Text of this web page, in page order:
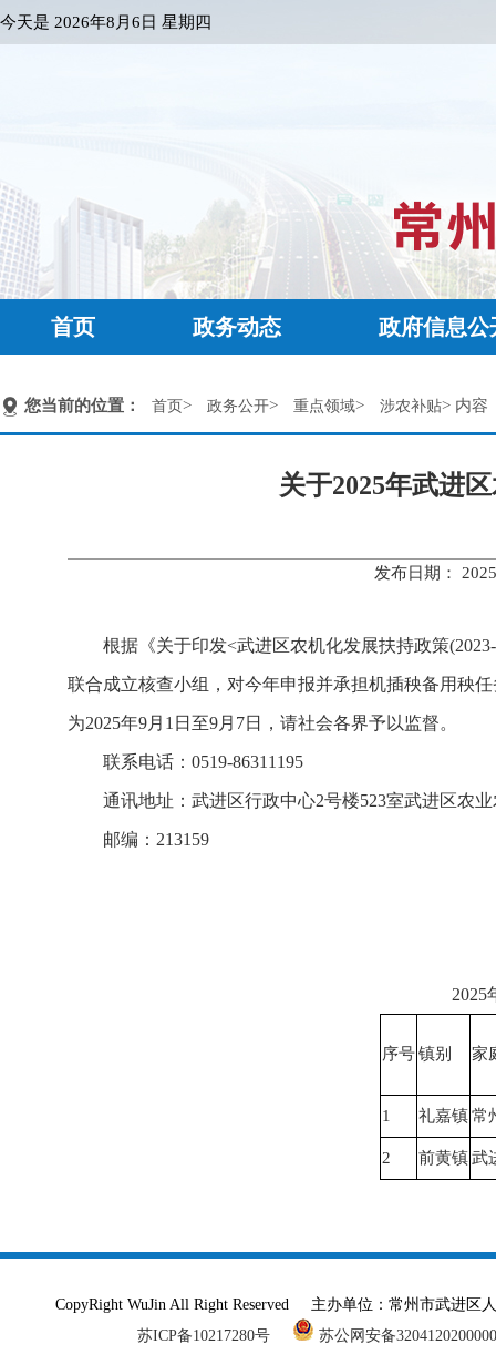
今天是 2026年8月6日 星期四
首页 政务动态 政府信息公
您当前的位置： 首页> 政务公开> 重点领域> 涉农补贴> 内容
关于2025年武进
发布日期：
根据《关于印发<武进区农机化发展扶持政策
联合成立核查小组，对今年申报并承担机插秧备用秧
为2025年9月1日至9月7日，请社会各界予以监督。
联系电话：0519-86311195
通讯地址：武进区行政中心2号楼523室武进区农
邮编：213159
2025
序号 镇别 家
1 礼嘉镇 常
2 前黄镇 武
CopyRight WuJin All Right Reserved 主办单位：常州市武进
苏ICP备10217280号
苏公网安备